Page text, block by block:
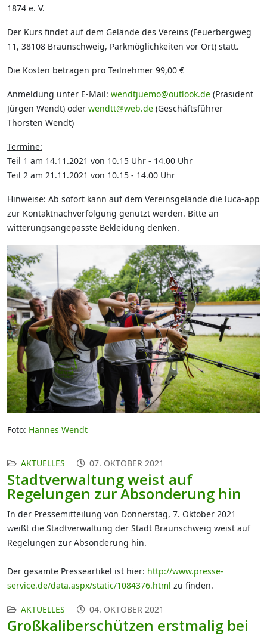
1874 e. V.
Der Kurs findet auf dem Gelände des Vereins (Feuerbergweg
11, 38108 Braunschweig, Parkmöglichkeiten vor Ort) statt.
Die Kosten betragen pro Teilnehmer 99,00 €
Anmeldung unter E-Mail: wendtjuemo@outlook.de (Präsident
Jürgen Wendt) oder wendtt@web.de (Geschäftsführer
Thorsten Wendt)
Termine:
Teil 1 am 14.11.2021 von 10.15 Uhr - 14.00 Uhr
Teil 2 am 21.11.2021 von 10.15 - 14.00 Uhr
Hinweise: Ab sofort kann auf dem Vereinsgelände die luca-app
zur Kontaktnachverfolgung genutzt werden. Bitte an
witterungsangepasste Bekleidung denken.
Foto: Hannes Wendt
AKTUELLES 07. OKTOBER 2021
Stadtverwaltung weist auf
Regelungen zur Absonderung hin
In der Pressemitteilung von Donnerstag, 7. Oktober 2021
weißt die Stadtverwaltung der Stadt Braunschweig weist auf
Regelungen zur Absonderung hin.
Der gesamte Presseartikel ist hier: http://www.presse-
service.de/data.aspx/static/1084376.html zu finden.
AKTUELLES 04. OKTOBER 2021
Großkaliberschützen erstmalig bei